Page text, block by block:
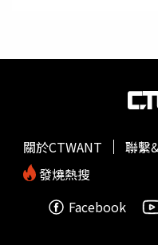
關於CTWANT 聯繫
發燒熱搜
Facebook